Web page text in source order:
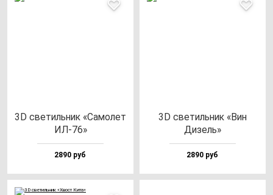
3D све­тиль­ник «Само­лет
ИЛ-76»
2890 руб
3D све­тиль­ник «Вин
Дизель»
2890 руб